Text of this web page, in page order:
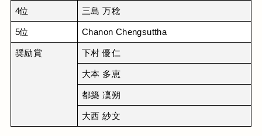
4位 三島 万稔
5位 Chanon Chengsuttha
奨励賞 下村 優仁
大本 多恵
都築 凜朔
大西 紗文